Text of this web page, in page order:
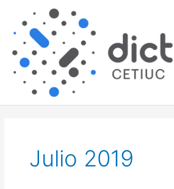
content
Julio 2019